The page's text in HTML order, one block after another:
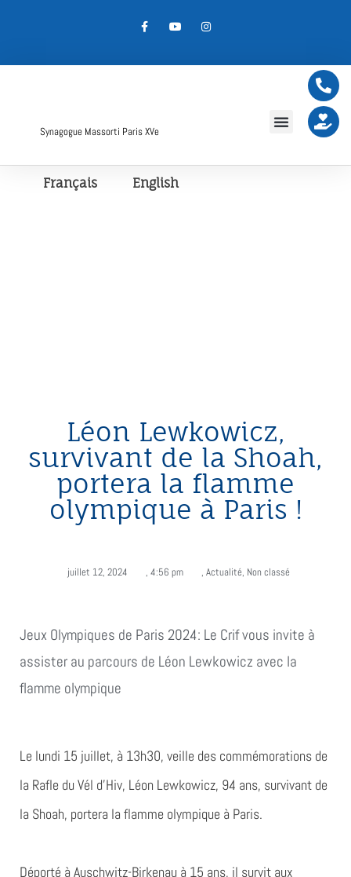
Synagogue Massorti Paris XVe
Français English
Léon Lewkowicz,
survivant de la Shoah,
portera la flamme
olympique à Paris !
juillet 12, 2024 , 4:56 pm , Actualité, Non classé
Jeux Olympiques de Paris 2024: Le Crif vous invite à
assister au parcours de Léon Lewkowicz avec la
flamme olympique
Le lundi 15 juillet, à 13h30, veille des commémorations de
la Rafle du Vél d’Hiv, Léon Lewkowicz, 94 ans, survivant de
la Shoah, portera la flamme olympique à Paris.
Déporté à Auschwitz-Birkenau à 15 ans, il survit aux